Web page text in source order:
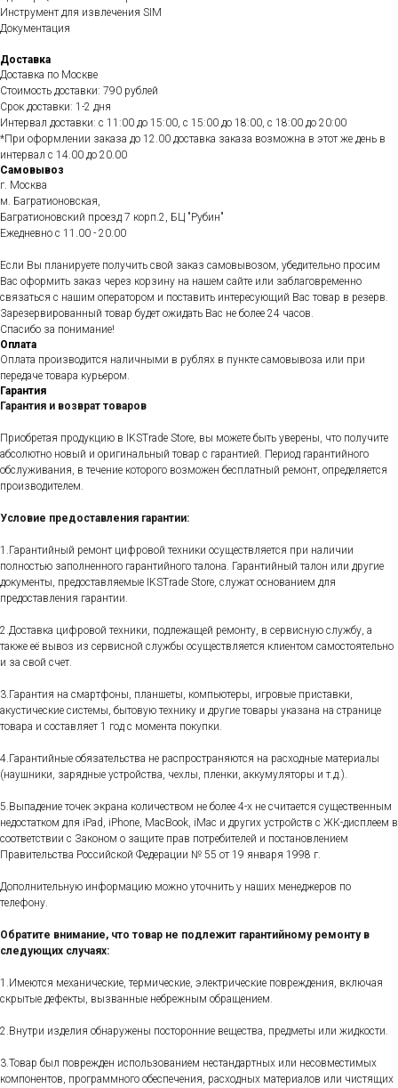
Инструмент для извлечения SIM
Документация
Доставка
Доставка по Москве
Стоимость доставки: 790 рублей
Срок доставки: 1-2 дня
Интервал доставки: с 11:00 до 15:00, с 15:00 до 18:00, с 18:00 до 20:00
*При оформлении заказа до 12.00 доставка заказа возможна в этот же день в
интервал с 14.00 до 20.00
Самовывоз
г. Москва
м. Багратионовская,
Багратионовский проезд 7 корп.2, БЦ "Рубин"
Ежедневно c 11.00 - 20.00
Если Вы планируете получить свой заказ самовывозом, убедительно просим
Вас оформить заказ через корзину на нашем сайте или заблаговременно
связаться с нашим оператором и поставить интересующий Вас товар в резерв.
Зарезервированный товар будет ожидать Вас не более 24 часов.
Спасибо за понимание!
Оплата
Оплата производится наличными в рублях в пункте самовывоза или при
передаче товара курьером.
Гарантия
Гарантия и возврат товаров
Приобретая продукцию в IKSTrade Store, вы можете быть уверены, что получите
абсолютно новый и оригинальный товар с гарантией. Период гарантийного
обслуживания, в течение которого возможен бесплатный ремонт, определяется
производителем.
Условие предоставления гарантии:
1.Гарантийный ремонт цифровой техники осуществляется при наличии
полностью заполненного гарантийного талона. Гарантийный талон или другие
документы, предоставляемые IKSTrade Store, служат основанием для
предоставления гарантии.
2.Доставка цифровой техники, подлежащей ремонту, в сервисную службу, а
также её вывоз из сервисной службы осуществляется клиентом самостоятельно
и за свой счет.
3.Гарантия на смартфоны, планшеты, компьютеры, игровые приставки,
акустические системы, бытовую технику и другие товары указана на странице
товара и составляет 1 год с момента покупки.
4.Гарантийные обязательства не распространяются на расходные материалы
(наушники, зарядные устройства, чехлы, пленки, аккумуляторы и т.д.).
5.Выпадение точек экрана количеством не более 4-х не считается существенным
недостатком для iPad, iPhone, MacBook, iMac и других устройств с ЖК-дисплеем в
соответствии с Законом о защите прав потребителей и постановлением
Правительства Российской Федерации № 55 от 19 января 1998 г.
Дополнительную информацию можно уточнить у наших менеджеров по
телефону.
Обратите внимание, что товар не подлежит гарантийному ремонту в
следующих случаях:
1.Имеются механические, термические, электрические повреждения, включая
скрытые дефекты, вызванные небрежным обращением.
2.Внутри изделия обнаружены посторонние вещества, предметы или жидкости.
3.Товар был поврежден использованием нестандартных или несовместимых
компонентов, программного обеспечения, расходных материалов или чистящих